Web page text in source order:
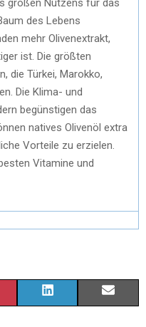
des Lebens
mehr Olivenextrakt,
ist. Die größten
die Türkei, Marokko,
Die Klima- und
begünstigen das
natives Olivenöl extra
Vorteile zu erzielen.
Vitamine und